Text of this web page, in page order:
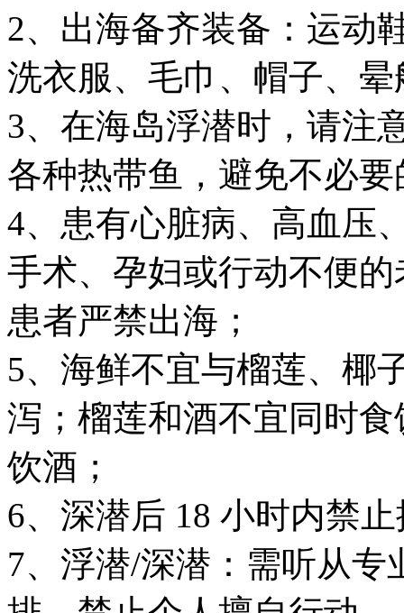
2、出海备齐装备：运动
洗衣服、毛巾、帽子、
3、在海岛浮潜时，请注
各种热带鱼，避免不必
4、患有心脏病、高血压
手术、孕妇或行动不便
患者严禁出海；
5、海鲜不宜与榴莲、椰
泻；榴莲和酒不宜同时
饮酒；
6、深潜后 18 小时内禁
7、浮潜/深潜：需听从